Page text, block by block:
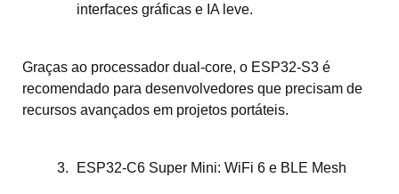
interfaces gráficas e IA leve.
Graças ao processador dual-core, o ESP32-S3 é
recomendado para desenvolvedores que precisam de
recursos avançados em projetos portáteis.
ESP32-C6 Super Mini: WiFi 6 e BLE Mesh